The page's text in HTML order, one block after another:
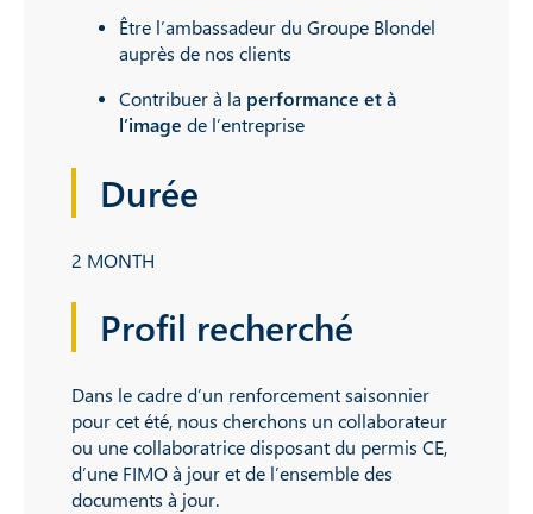
Être l’ambassadeur du Groupe Blondel
auprès de nos clients
Contribuer à la performance et à
l’image de l’entreprise
Durée
2 MONTH
Profil recherché
Dans le cadre d’un renforcement saisonnier
pour cet été, nous cherchons un collaborateur
ou une collaboratrice disposant du permis CE,
d’une FIMO à jour et de l’ensemble des
documents à jour.